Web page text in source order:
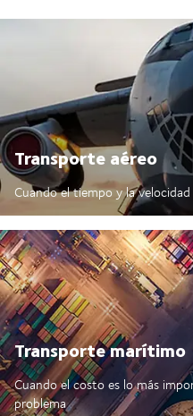
Transporte aéreo
Cuando el tiempo y la
Transporte marítimo
Cuando el costo es lo más
problema